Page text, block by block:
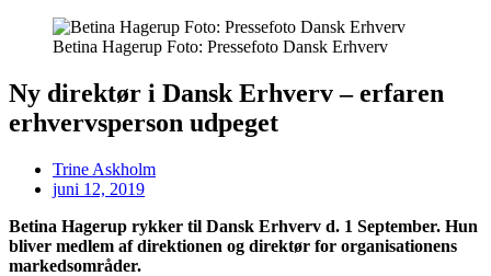
Betina Hagerup Foto: Pressefoto Dansk Erhverv
Ny direktør i Dansk Erhverv – erfaren
erhvervsperson udpeget
Trine Askholm
juni 12, 2019
Betina Hagerup rykker til Dansk Erhverv d. 1 September. Hun
bliver medlem af direktionen og direktør for organisationens
markedsområder.